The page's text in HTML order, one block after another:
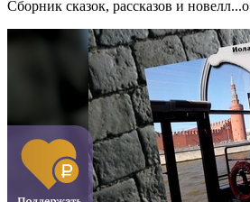
Сборник сказок, рассказов и новелл...о